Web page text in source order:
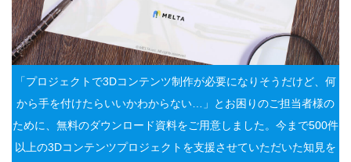
「プロジェクトで3Dコンテンツ制作が必要になりそうだけど、何
から手を付けたらいいかわからない…」とお困りのご担当者様の
ために、無料のダウンロード資料をご用意しました。今まで500件
以上の3Dコンテンツプロジェクトを支援させていただいた知見を